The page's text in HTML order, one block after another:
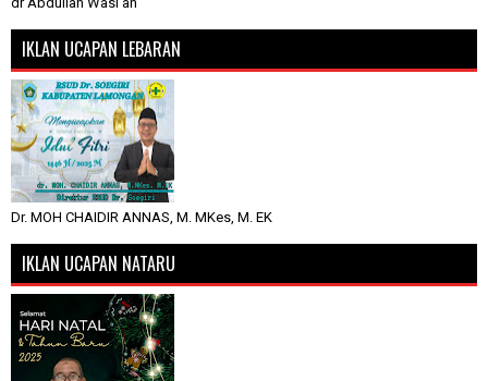
IKLAN UCAPAN LEBARAN
Dr. MOH CHAIDIR ANNAS, M. MKes, M. EK
IKLAN UCAPAN NATARU